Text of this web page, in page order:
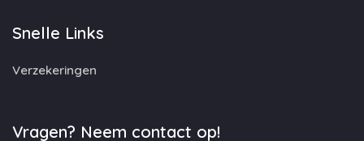
Snelle Links
Verzekeringen
Vragen? Neem contact op!